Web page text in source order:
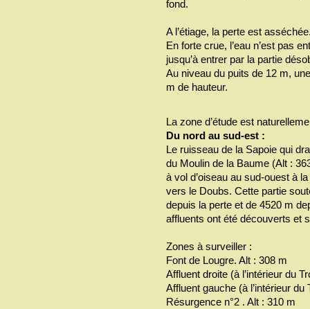
fond.
A l’étiage, la perte est
En forte crue, l’eau n’est pas
jusqu’à entrer par la partie
Au niveau du puits de 12 m,
m de hauteur.
La zone d’étude est
Du nord au sud-est :
Le ruisseau de la Sapoie qui
du Moulin de la Baume (Alt :
à vol d’oiseau au sud-ouest à
vers le Doubs. Cette partie
depuis la perte et de 4520 m
affluents ont été découverts et
Zones à surveiller :
Font de Lougre. Alt : 308 m
Affluent droite (à l’intérieur du
Affluent gauche (à l’intérieur du
Résurgence n°2 . Alt : 310 m